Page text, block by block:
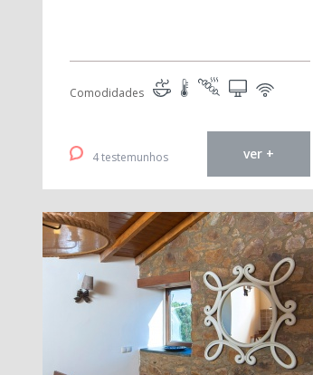
Comodidades
4 testemunhos ver +